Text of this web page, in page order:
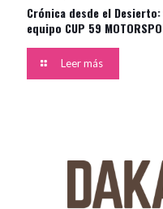
Crónica desde el
equipo CUP 59
Leer más